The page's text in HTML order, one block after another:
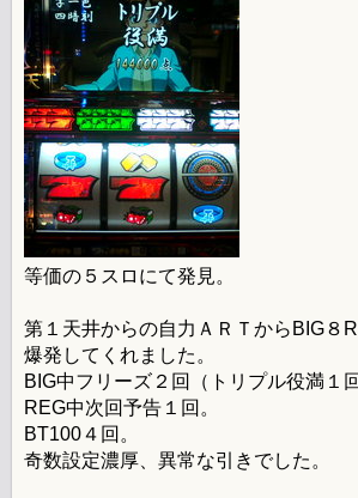
等価の５スロにて発見。
第１天井からの自力ＡＲＴからBIG８
爆発してくれました。
BIG中フリーズ２回（トリプル役満１回
REG中次回予告１回。
BT100４回。
奇数設定濃厚、異常な引きでした。